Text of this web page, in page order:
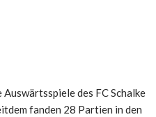
des FC Schalke
fanden 28 Partien in den